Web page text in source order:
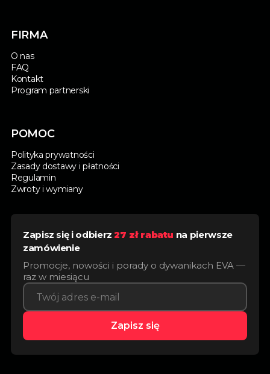
FIRMA
O nas
FAQ
Kontakt
Program partnerski
POMOC
Polityka prywatności
Zasady dostawy i płatności
Regulamin
Zwroty i wymiany
Zapisz się i odbierz27 zł rabatu na pierwsze
zamówienie
Promocje, nowości i porady o dywanikach EVA —
raz w miesiącu
Zapisz się